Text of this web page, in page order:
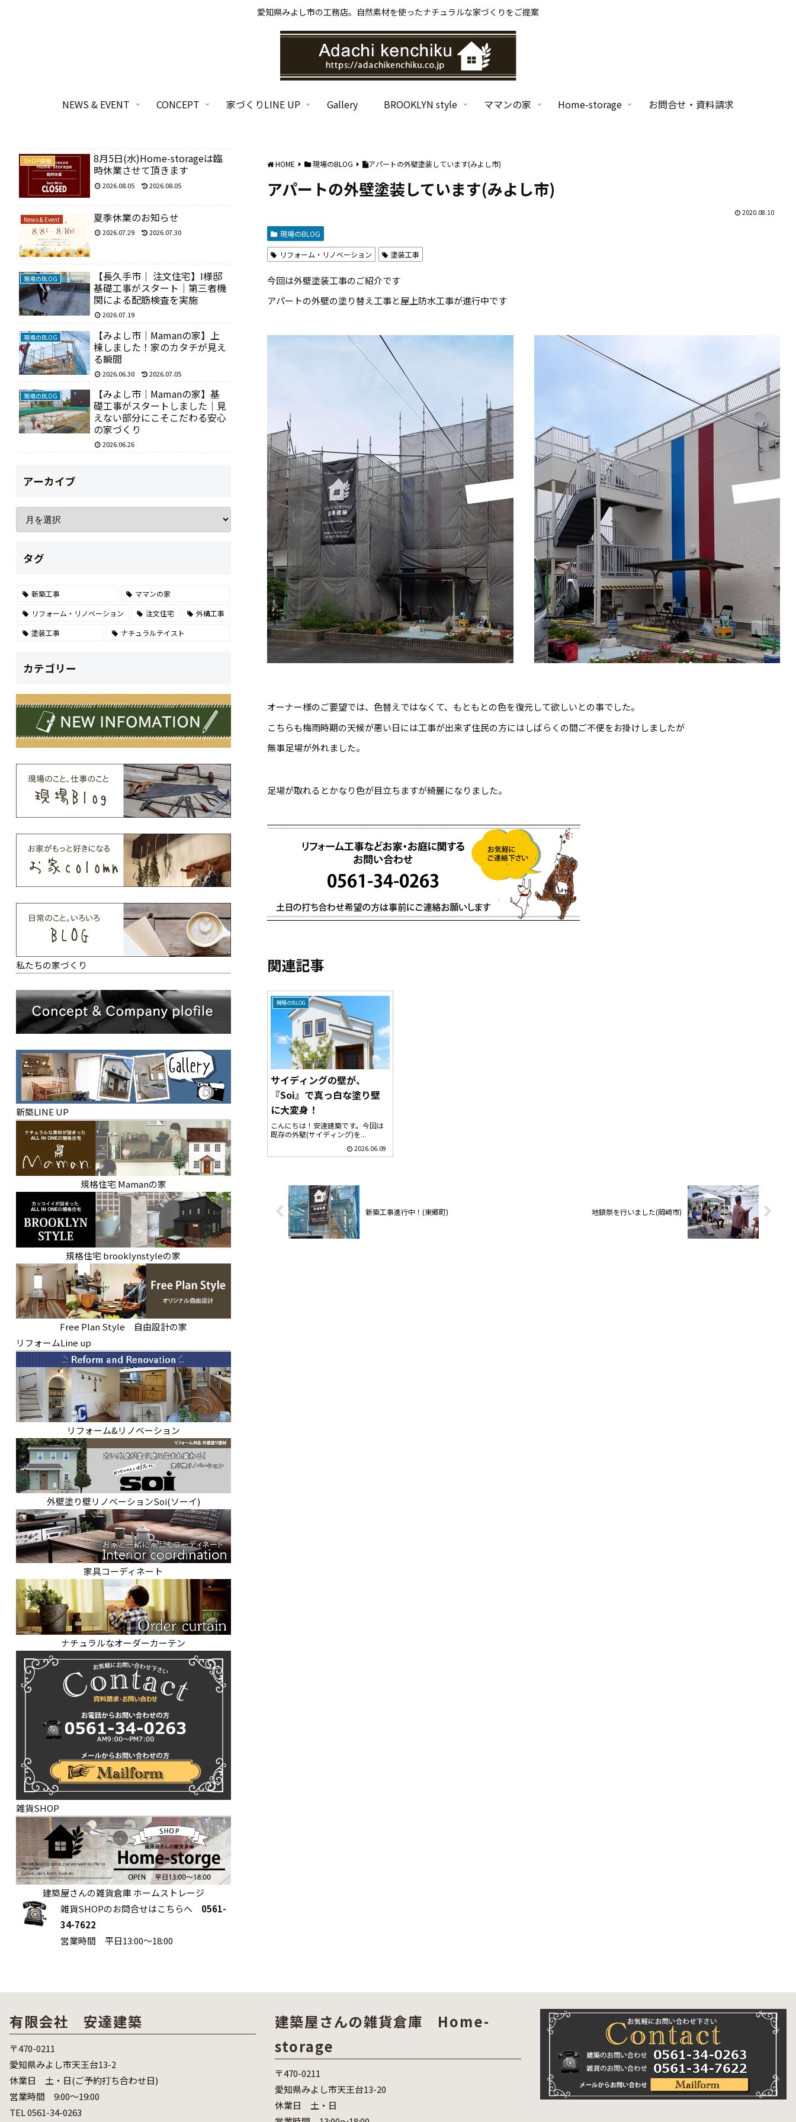
愛知県みよし市の工務店。自然素材を使ったナチュラルな家づくりをご提案
NEWS & EVENT CONCEPT 家づくりLINE UP Gallery BROOKLYN style ママンの家 Home-storage お問合せ・資料請求
HOME 現場のBLOG アパートの外壁塗装しています(みよし市)
アパートの外壁塗装しています(みよし市)
2020.08.10
現場のBLOG
リフォーム・リノベーション 塗装工事
今回は外壁塗装工事のご紹介です
アパートの外壁の塗り替え工事と屋上防水工事が進行中です
オーナー様のご要望では、色替えではなくて、もともとの色を復元して欲しいとの事でした。
こちらも梅雨時期の天候が悪い日には工事が出来ず住民の方にはしばらくの間ご不便をお掛けしましたが
無事足場が外れました。
足場が取れるとかなり色が目立ちますが綺麗になりました。
関連記事
現場のBLOG
サイディングの壁が、
『Soi』で真っ白な塗り壁
に大変身！
こんにちは！安達建築です。今回は
既存の外壁(サイディング)を...
2026.06.09
新築工事進行中！(東郷町) 地鎮祭を行いました(岡崎市)
SHOP情報
8月5日(水)Home-storageは臨
時休業させて頂きます
2026.08.05 2026.08.05
News & Event 夏季休業のお知らせ
2026.07.29 2026.07.30
現場のBLOG
【長久手市｜ 注文住宅】I様邸
基礎工事がスタート｜第三者機
関による配筋検査を実施
2026.07.19
現場のBLOG
【みよし市｜Mamanの家】上
棟しました！家のカタチが見え
る瞬間
2026.06.30 2026.07.05
現場のBLOG
【みよし市｜Mamanの家】基
礎工事がスタートしました｜見
えない部分にこそこだわる安心
の家づくり
2026.06.26
アーカイブ
タグ
新築工事
ママンの家
リフォーム・リノベーション
注文住宅
外構工事
塗装工事
ナチュラルテイスト
カテゴリー
私たちの家づくり
新築LINE UP
規格住宅 Mamanの家
規格住宅 brooklynstyleの家
Free Plan Style 自由設計の家
リフォームLine up
リフォーム&リノベーション
外壁塗り壁リノベーションSoi(ソーイ)
家具コーディネート
ナチュラルなオーダーカーテン
雑貨SHOP
建築屋さんの雑貨倉庫 ホームストレージ
雑貨SHOPのお問合せはこちらへ 0561-
34-7622
営業時間 平日13:00～18:00
有限会社 安達建築
〒470-0211
愛知県みよし市天王台13-2
休業日 土・日(ご予約打ち合わせ日)
営業時間 9:00～19:00
TEL 0561-34-0263
建築屋さんの雑貨倉庫 Home-
storage
〒470-0211
愛知県みよし市天王台13-20
休業日 土・日